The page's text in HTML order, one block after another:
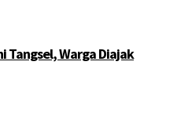
Tangsel, Warga Diajak